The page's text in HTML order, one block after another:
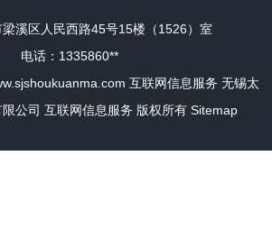
溪区人民西路45号15楼（1526）室
电话：1335860**
互联网信息服务 无锡太
公司 互联网信息服务 版权所有 Sitemap